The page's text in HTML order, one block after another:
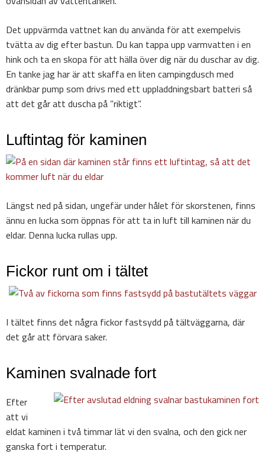
Det uppvärmda vattnet kan du använda för att exempelvis
tvätta av dig efter bastun. Du kan tappa upp varmvatten i en
hink och ta en skopa för att hälla över dig när du duschar av dig.
En tanke jag har är att skaffa en liten campingdusch med
dränkbar pump som drivs med ett uppladdningsbart batteri så
att det går att duscha på ”riktigt”.
Luftintag för kaminen
Längst ned på sidan, ungefär under hålet för skorstenen, finns
ännu en lucka som öppnas för att ta in luft till kaminen när du
eldar. Denna lucka rullas upp.
Fickor runt om i tältet
I tältet finns det några fickor fastsydd på tältväggarna, där
det går att förvara saker.
Kaminen svalnade fort
Efter
att vi
eldat kaminen i två timmar lät vi den svalna, och den gick ner
ganska fort i temperatur.